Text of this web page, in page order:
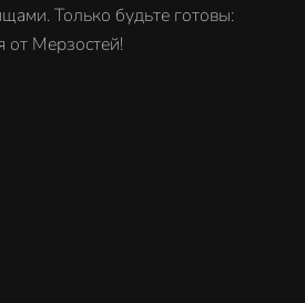
Только будьте готовы:
от Мерзостей!